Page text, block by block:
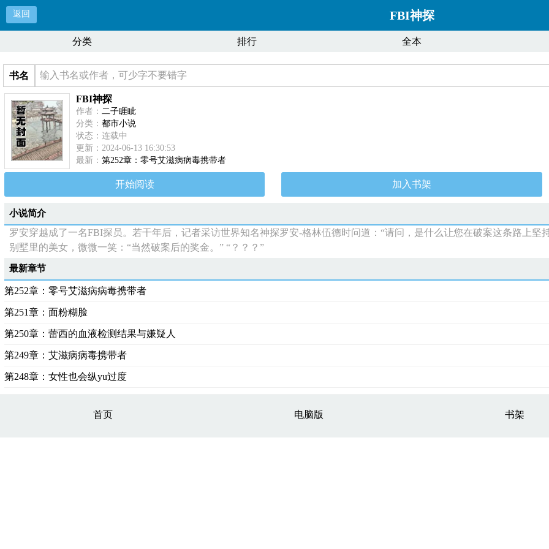
返回 FBI神探
分类 排行 全本
书名
FBI神探
作者： 二子睚眦
分类： 都市小说
状态：连载中
更新：2024-06-13 16:30:53
最新： 第252章：零号艾滋病病毒携带者
开始阅读 加入书架
小说简介
罗安穿越成了一名FBI探员。若干年后，记者采访世界知名神探罗安-格林伍德时问道：“请问，是什么让您在破案这条路上
别墅里的美女，微微一笑：“当然破案后的奖金。” “？？？”
最新章节
第252章：零号艾滋病病毒携带者
第251章：面粉糊脸
第250章：蕾西的血液检测结果与嫌疑人
第249章：艾滋病病毒携带者
第248章：女性也会纵yu过度
首页 电脑版 书架